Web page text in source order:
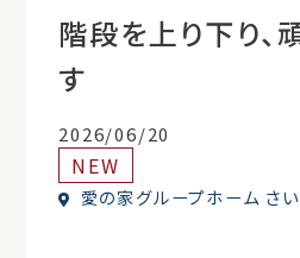
階段を上り下り、
す
2026/06/20
NEW
愛の家グループホーム さ